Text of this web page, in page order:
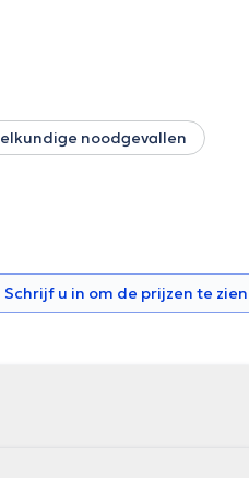
noodgevallen
Schrijf u in om de prijzen te zien